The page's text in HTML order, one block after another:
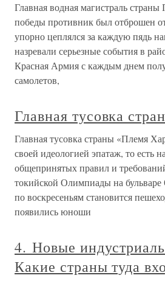
Главная водная магистраль страны
победы противник был отброшен
упорно цеплялся за каждую пядь
назревали серьезные события в
Красная Армия с каждым днем
самолетов,
Главная тусовка
Главная тусовка страны «Племя
своей идеологией эпатаж, то есть
общепринятых правил и
токийской Олимпиады на
по воскресеньям становится
появились юноши
4. Новые
Какие страны туда